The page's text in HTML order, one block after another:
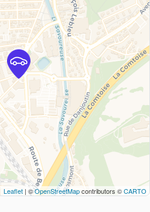
Leaflet | ©OpenStreetMapcontributors ©CARTO